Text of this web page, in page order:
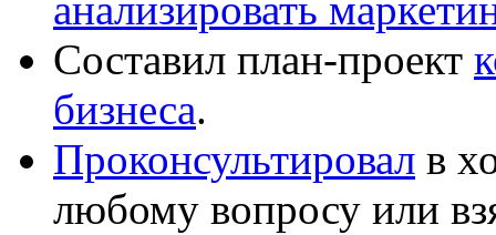
Составил план-проект
бизнеса.
Проконсультировал в
любому вопросу или